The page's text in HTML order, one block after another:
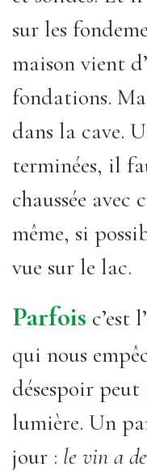
sur les
maison vient
fondations.
dans la cave.
terminées, il
chaussée
même, si
vue sur le lac.
Parfois c’est
qui nous
désespoir
lumière. Un
jour : le vin a